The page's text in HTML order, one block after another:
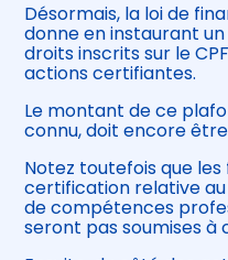
Désormais, la loi de
donne en instaurant
droits inscrits sur le
actions certifiantes.
Le montant de ce
connu, doit encore
Notez toutefois que
certification relative
de compétences
seront pas soumises